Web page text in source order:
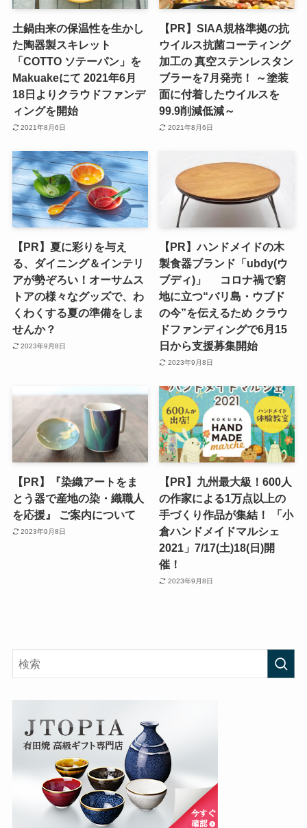
土鍋由来の保温性を生かし
た陶器製スキレット
「COTTO ソテーパン」を
Makuakeにて 2021年6月
18日よりクラウドファンデ
ィングを開始
2021年8月6日
【PR】SIAA規格準拠の抗
ウイルス抗菌コーティング
加工の 真空ステンレスタン
ブラーを7月発売！ ～塗装
面に付着したウイルスを
99.9削減低減～
2021年8月6日
【PR】夏に彩りを与え
る、ダイニング＆インテリ
アが勢ぞろい！オーサムス
トアの様々なグッズで、わ
くわくする夏の準備をしま
せんか？
2023年9月8日
【PR】ハンドメイドの木
製食器ブランド「ubdy(ウ
ブディ)」 コロナ禍で窮
地に立つ“バリ島・ウブド
の今”を伝えるため クラウ
ドファンディングで6月15
日から支援募集開始
2023年9月8日
【PR】『染織アートをま
とう器で産地の染・織職人
を応援』 ご案内について
2023年9月8日
【PR】九州最大級！600人
の作家による1万点以上の
手づくり作品が集結！ 「小
倉ハンドメイドマルシェ
2021」7/17(土)18(日)開
催！
2023年9月8日